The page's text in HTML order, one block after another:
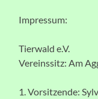
Impressum:
Tierwald e.V.
Vereinssitz: Am
1. Vorsitzende: